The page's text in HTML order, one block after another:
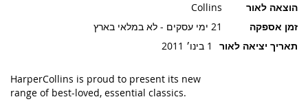
הוצאה לאור
Collins
זמן אספקה
21 ימי עסקים - לא במלאי בארץ
תאריך יציאה לאור
1 בינו׳ 2011
HarperCollins is proud to present its new
range of best-loved, essential classics.